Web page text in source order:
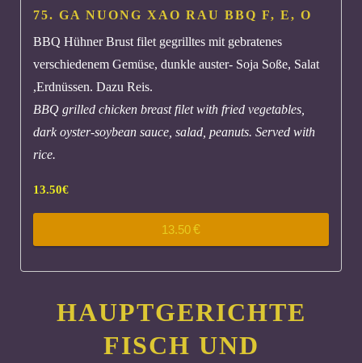
75. GA NUONG XAO RAU BBQ F, E, O
BBQ Hühner Brust filet gegrilltes mit gebratenes
verschiedenem Gemüse, dunkle auster- Soja Soße, Salat
,Erdnüssen. Dazu Reis.
BBQ grilled chicken breast filet with fried vegetables,
dark oyster-soybean sauce, salad, peanuts. Served with
rice.
13.50€
13.50€
HAUPTGERICHTE
FISCH UND